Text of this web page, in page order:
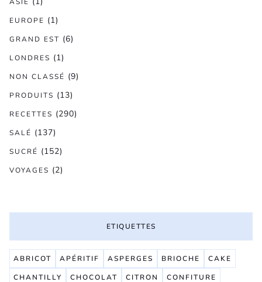
EUROPE (1)
GRAND EST (6)
LONDRES (1)
NON CLASSÉ (9)
PRODUITS (13)
RECETTES (290)
SALÉ (137)
SUCRÉ (152)
VOYAGES (2)
ETIQUETTES
ABRICOT APÉRITIF ASPERGES BRIOCHE
CAKE
CHANTILLY
CHOCOLAT CITRON
CONFITURE